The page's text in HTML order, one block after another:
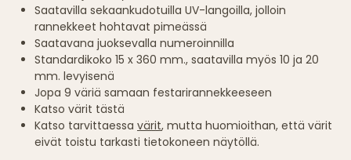
Saatavilla sekaankudotuilla UV-langoilla, jolloin
rannekkeet hohtavat pimeässä
Saatavana juoksevalla numeroinnilla
Standardikoko 15 x 360 mm., saatavilla myös 10 ja 20
mm. levyisenä
Jopa 9 väriä samaan festarirannekkeeseen
Katso värit tästä
Katso tarvittaessa värit, mutta huomioithan, että värit
eivät toistu tarkasti tietokoneen näytöllä.